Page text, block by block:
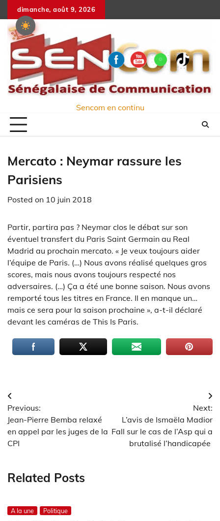
to
content
dimanche, août 9, 2026
Sencom en continu
Mercato : Neymar rassure les
Parisiens
Posted on 10 juin 2018
Partir, partira pas ? Neymar clos le débat sur son
éventuel transfert du Paris Saint Germain au Real
Madrid au prochain mercato. « Je veux toujours aider
l’équipe de Paris. (…) Nous avons réalisé quelques gros
scores, mais nous avons toujours respecté nos
adversaires. (…) Ça a été une bonne saison. Nous avons
remporté tous les titres en France. Il en manque un…
mais ce sera pour la saison prochaine », a-t-il déclaré
devant les caméras de This Is Paris.
Navigation
de
l’article
Previous:
Jean-Pierre Bemba relaxé
en appel par les juges de la
CPI
Next:
L’avis de Ismaëla Madior
Fall sur le cas de l’Asp qui a
brutalisé l’handicapée
Related Posts
A la une Politique